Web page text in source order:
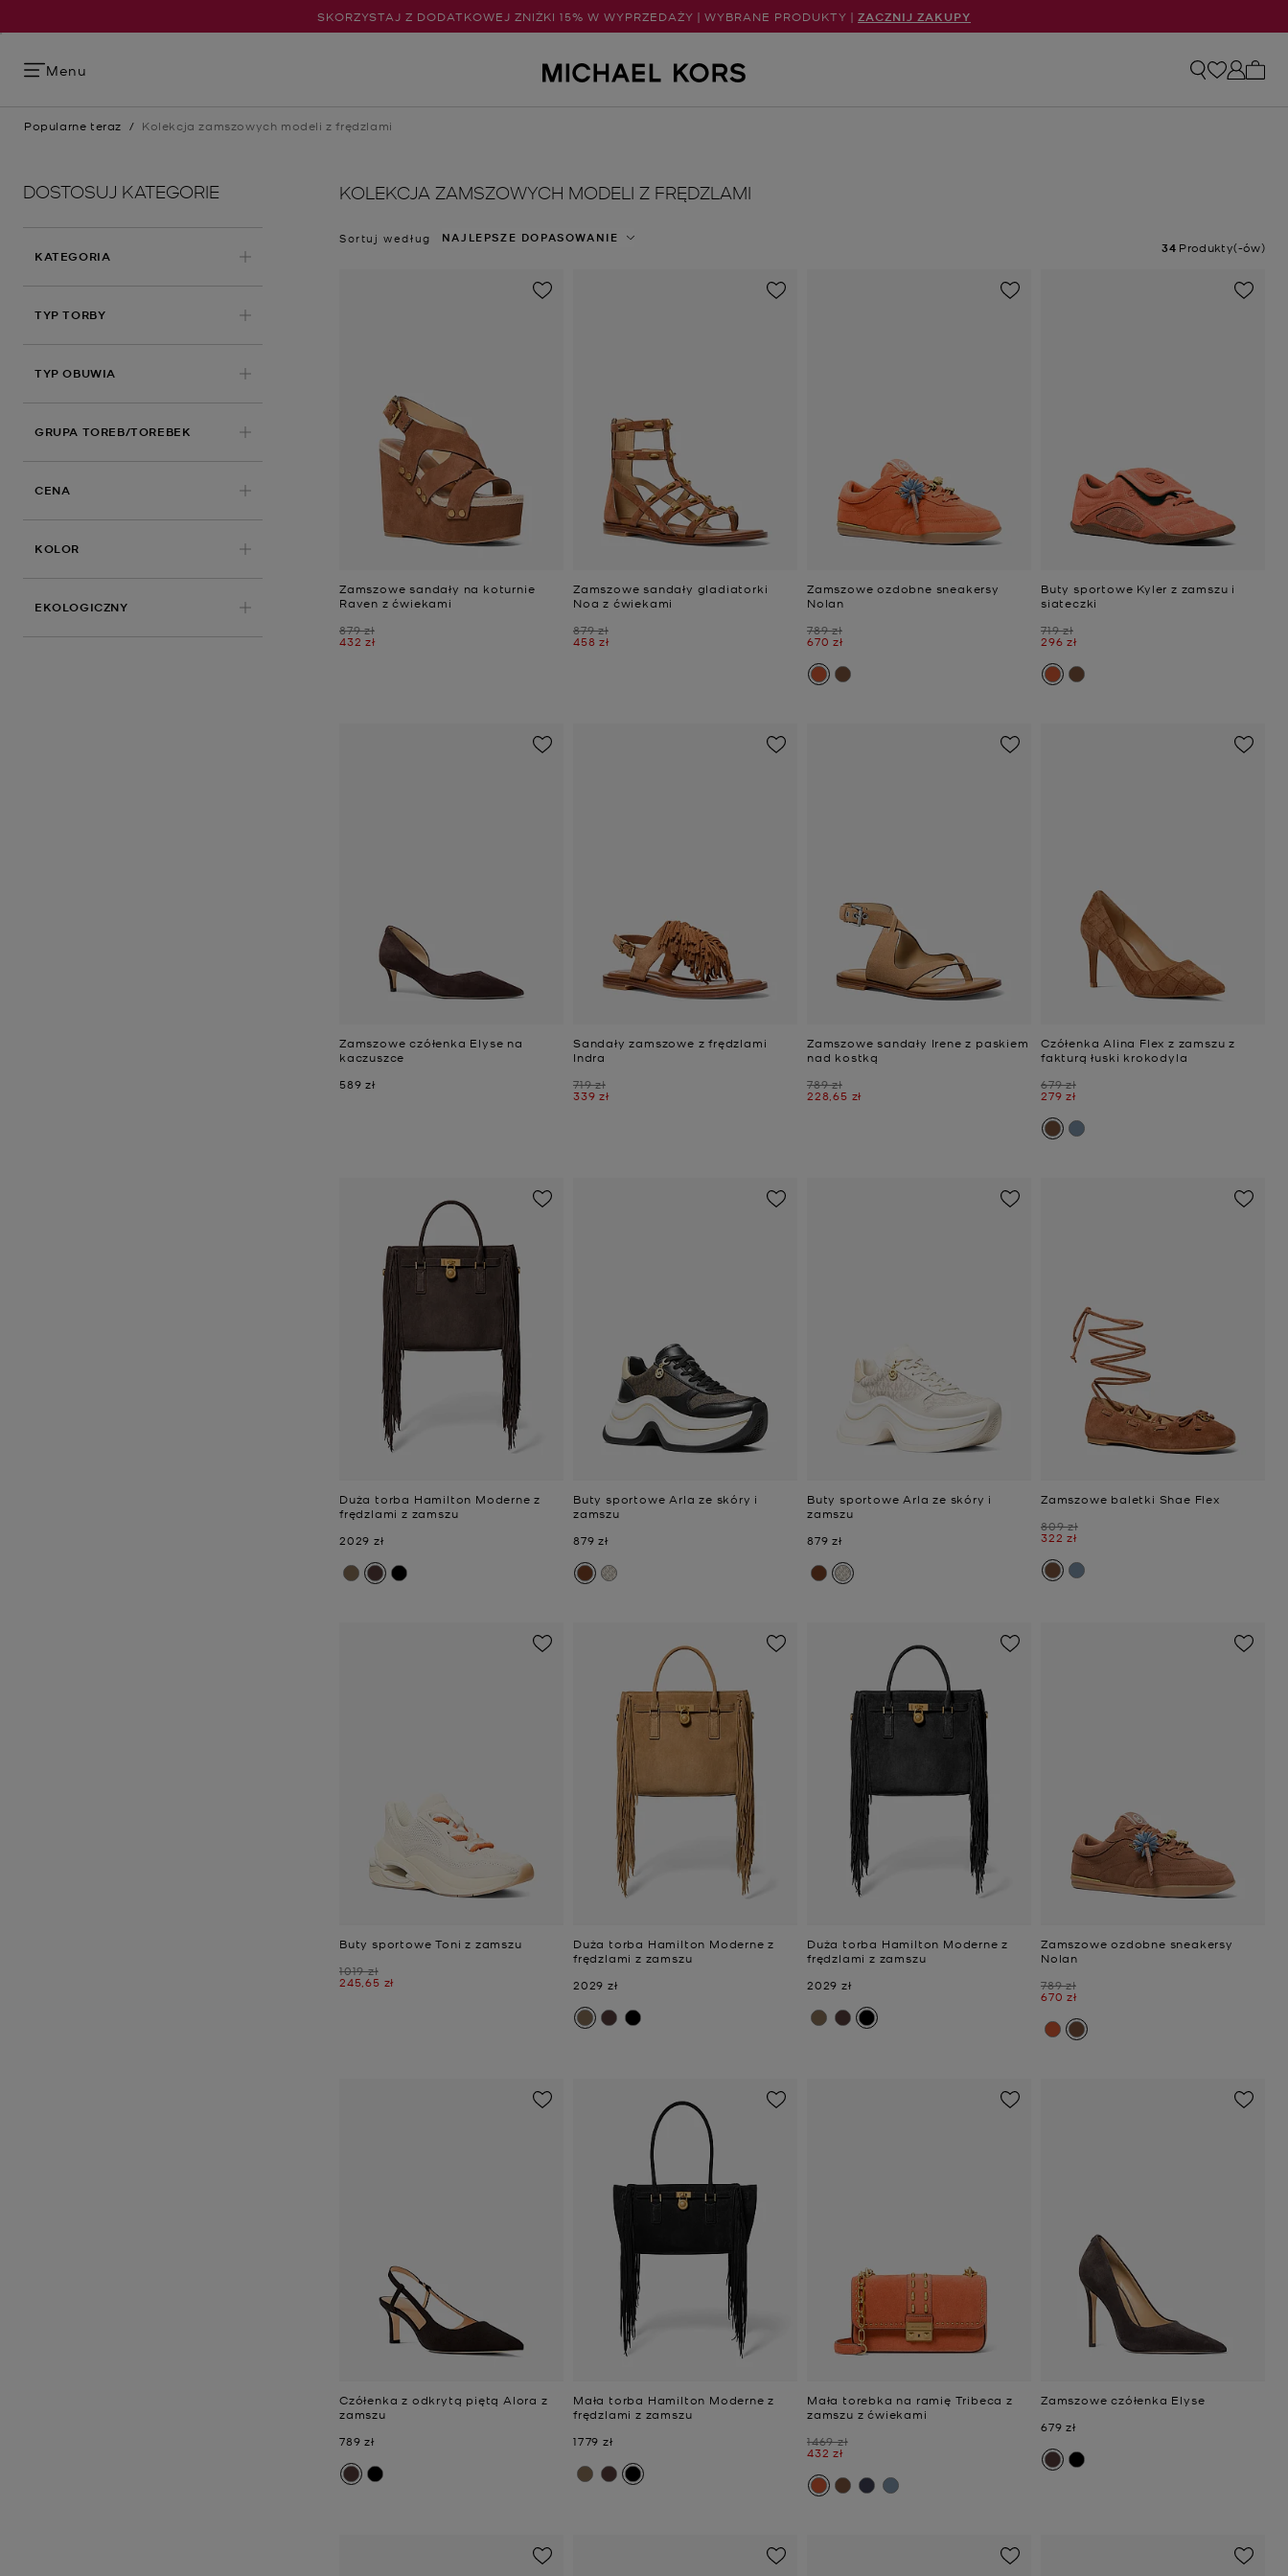
SKORZYSTAJ Z DODATKOWEJ ZNIŻKI 15% W WYPRZEDAŻY | WYBRANE PRODUKTY | ZACZNIJ ZAKUPY
Menu
Popularne teraz / Kolekcja zamszowych modeli z frędzlami
DOSTOSUJ KATEGORIE
KATEGORIA
TYP TORBY
TYP OBUWIA
GRUPA TOREB/TOREBEK
CENA
KOLOR
EKOLOGICZNY
KOLEKCJA ZAMSZOWYCH MODELI Z FRĘDZLAMI
Sortuj według NAJLEPSZE DOPASOWANIE
34 Produkty(-ów)
Zamszowe sandały na koturnie
Raven z ćwiekami
Było
879 zł
Teraz
432 zł
Zamszowe sandały gladiatorki
Noa z ćwiekami
Było
879 zł
Teraz
458 zł
Zamszowe ozdobne sneakersy
Nolan
Było
789 zł
Teraz
670 zł
Buty sportowe Kyler z zamszu i
siateczki
Było
719 zł
Teraz
296 zł
Zamszowe czółenka Elyse na
kaczuszce
Teraz
589 zł
Sandały zamszowe z frędzlami
Indra
Było
719 zł
Teraz
339 zł
Zamszowe sandały Irene z paskiem
nad kostką
Było
789 zł
Teraz
228,65 zł
Czółenka Alina Flex z zamszu z
fakturą łuski krokodyla
Było
679 zł
Teraz
279 zł
Duża torba Hamilton Moderne z
frędzlami z zamszu
Teraz
2029 zł
Buty sportowe Arla ze skóry i
zamszu
Teraz
879 zł
Buty sportowe Arla ze skóry i
zamszu
Teraz
879 zł
Zamszowe baletki Shae Flex
Było
809 zł
Teraz
322 zł
Buty sportowe Toni z zamszu
Było
1019 zł
Teraz
245,65 zł
Duża torba Hamilton Moderne z
frędzlami z zamszu
Teraz
2029 zł
Duża torba Hamilton Moderne z
frędzlami z zamszu
Teraz
2029 zł
Zamszowe ozdobne sneakersy
Nolan
Było
789 zł
Teraz
670 zł
Czółenka z odkrytą piętą Alora z
zamszu
Teraz
789 zł
Mała torba Hamilton Moderne z
frędzlami z zamszu
Teraz
1779 zł
Mała torebka na ramię Tribeca z
zamszu z ćwiekami
Było
1469 zł
Teraz
432 zł
Zamszowe czółenka Elyse
Teraz
679 zł